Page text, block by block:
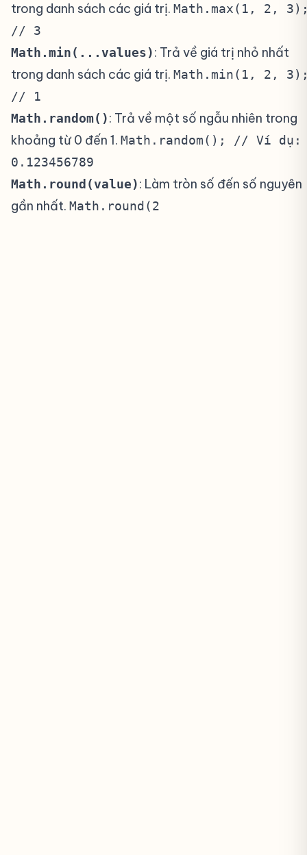
trong danh sách các giá trị. Math.max(1, 2,
// 3
Math.min(...values): Trả về giá trị nhỏ nhất
trong danh sách các giá trị. Math.min(1, 2,
// 1
Math.random(): Trả về một số ngẫu nhiên trong
khoảng từ 0 đến 1. Math.random(); // Ví dụ:
0.123456789
Math.round(value): Làm tròn số đến số nguyên
gần nhất. Math.round(2